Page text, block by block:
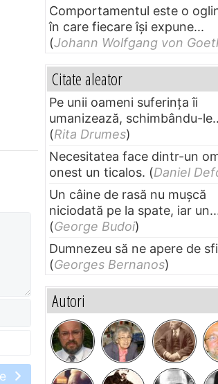
Comportamentul este o
în care fiecare își expune...
(Johann Wolfgang von
Citate aleator
Pe unii oameni suferinţa îi
umanizează, schimbându-
(Rita Drumes)
Necesitatea face dintr-un
onest un ticalos. (Daniel
Un câine de rasă nu muşcă
niciodată pe la spate, iar
(George Budoi)
Dumnezeu să ne apere de
(Georges Bernanos)
Autori